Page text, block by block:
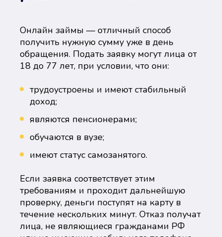
Онлайн займы — отличный способ
получить нужную сумму уже в день
обращения. Подать заявку могут лица от
18 до 77 лет, при условии, что они:
трудоустроены и имеют стабильный
доход;
являются пенсионерами;
обучаются в вузе;
имеют статус самозанятого.
Если заявка соответствует этим
требованиям и проходит дальнейшую
проверку, деньги поступят на карту в
течение нескольких минут. Отказ получат
лица, не являющиеся гражданами РФ